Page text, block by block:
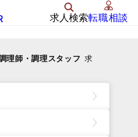
求人検索転職相談
理師・調理スタッフ 求